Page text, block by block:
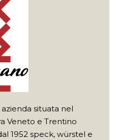
situata nel
Veneto e Trentino
1952 speck, würstel e